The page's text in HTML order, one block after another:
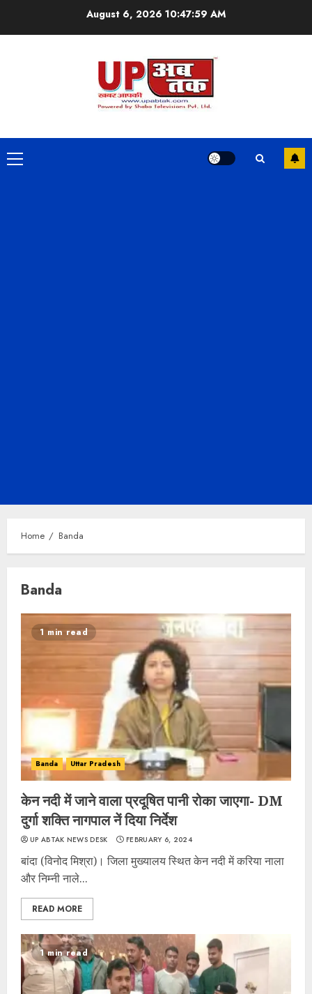
August 6, 2026 10:48:00 AM
Primary
Home Banda
Banda
1 min read
Banda Uttar Pradesh
केन नदी में जाने वाला प्रदूषित पानी रोका जाएगा- DM
दुर्गा शक्ति नागपाल नें दिया निर्देश
UP ABTAK NEWS DESK FEBRUARY 6, 2024
बांदा (विनोद मिश्रा)। जिला मुख्यालय स्थित केन नदी में करिया नाला
और निम्नी नाले...
READ MORE
1 min read